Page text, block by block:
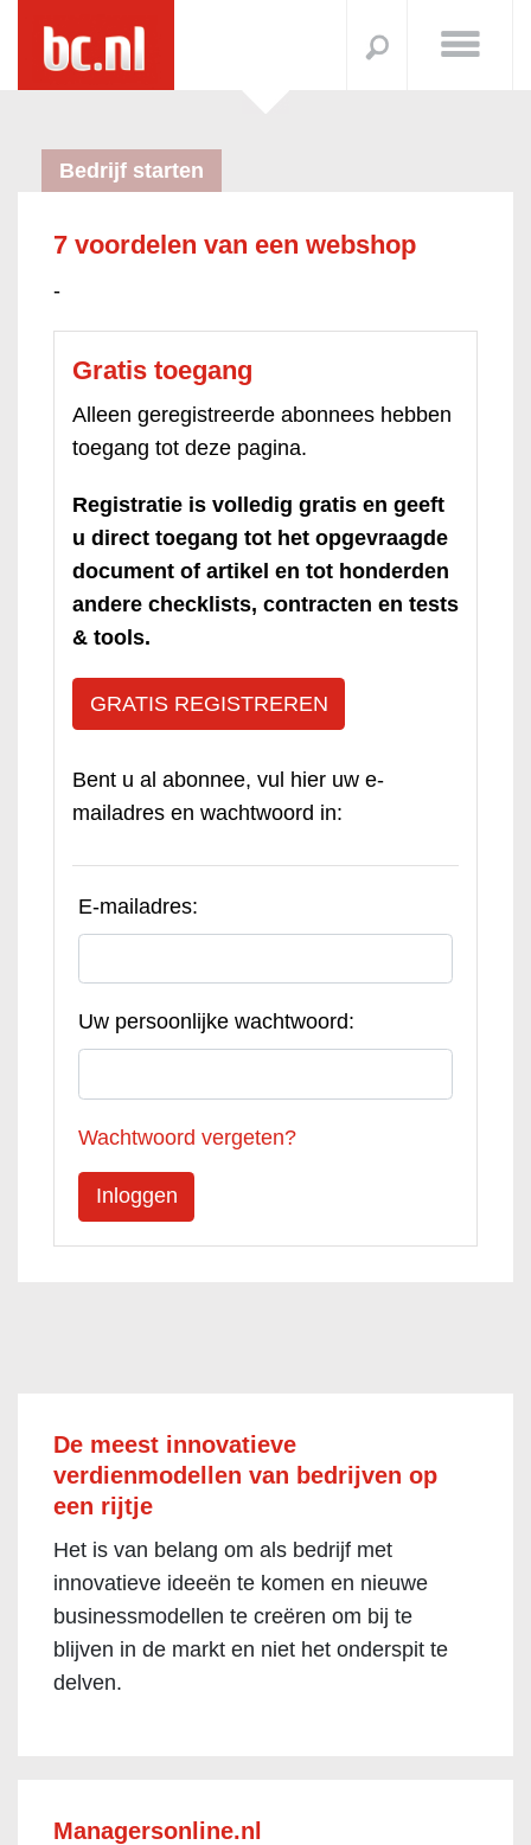
Bedrijf starten
7 voordelen van een webshop
-
Gratis toegang
Alleen geregistreerde abonnees hebben
toegang tot deze pagina.
Registratie is volledig gratis en geeft
u direct toegang tot het opgevraagde
document of artikel en tot honderden
andere checklists, contracten en tests
& tools.
GRATIS REGISTREREN
Bent u al abonnee, vul hier uw e-
mailadres en wachtwoord in:
E-mailadres:
Uw persoonlijke wachtwoord:
Wachtwoord vergeten?
De meest innovatieve
verdienmodellen van bedrijven op
een rijtje
Het is van belang om als bedrijf met
innovatieve ideeën te komen en nieuwe
businessmodellen te creëren om bij te
blijven in de markt en niet het onderspit te
delven.
Managersonline.nl